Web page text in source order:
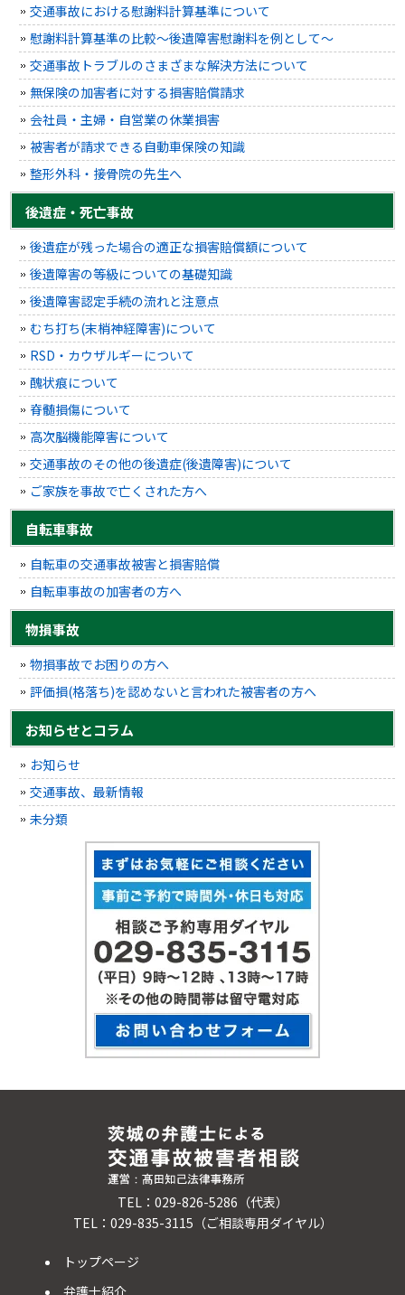
交通事故における慰謝料計算基準について
慰謝料計算基準の比較～後遺障害慰謝料を例として～
交通事故トラブルのさまざまな解決方法について
無保険の加害者に対する損害賠償請求
会社員・主婦・自営業の休業損害
被害者が請求できる自動車保険の知識
整形外科・接骨院の先生へ
後遺症・死亡事故
後遺症が残った場合の適正な損害賠償額について
後遺障害の等級についての基礎知識
後遺障害認定手続の流れと注意点
むち打ち(末梢神経障害)について
RSD・カウザルギーについて
醜状痕について
脊髄損傷について
高次脳機能障害について
交通事故のその他の後遺症(後遺障害)について
ご家族を事故で亡くされた方へ
自転車事故
自転車の交通事故被害と損害賠償
自転車事故の加害者の方へ
物損事故
物損事故でお困りの方へ
評価損(格落ち)を認めないと言われた被害者の方へ
お知らせとコラム
お知らせ
交通事故、最新情報
未分類
TEL：029-826-5286（代表）
TEL：029-835-3115（ご相談専用ダイヤル）
トップページ